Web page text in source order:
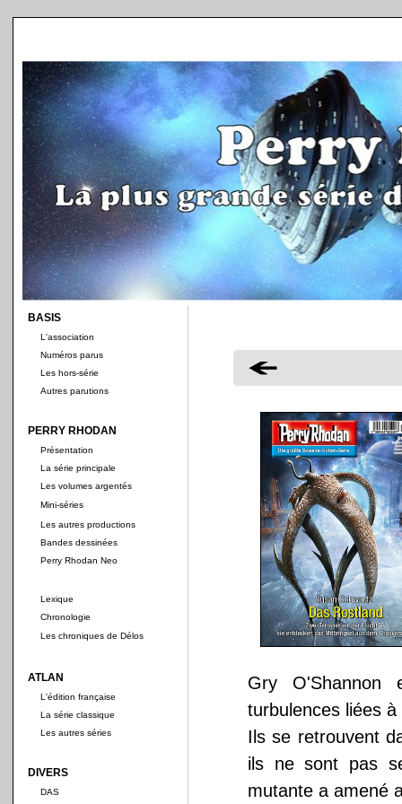
BASIS
L'association
Numéros parus
Les hors-série
Autres parutions
PERRY RHODAN
Présentation
La série principale
Les volumes argentés
Mini-séries
Les autres productions
Bandes dessinées
Perry Rhodan Neo
Lexique
Chronologie
Les chroniques de Délos
ATLAN
L'édition française
La série classique
Les autres séries
DIVERS
DAS
Gry O'Shannon
turbulences liées
Ils se retrouvent
ils ne sont pas
mutante a amené